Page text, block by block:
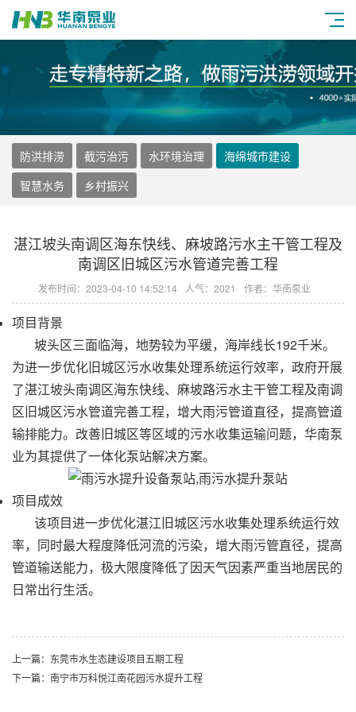
防洪排涝 截污治污 水环境治理
海绵城市建设
智慧水务
乡村振兴
湛江坡头南调区海东快线、麻坡路污水主干管工程及
南调区旧城区污水管道完善工程
发布时间：2023-04-10 14:52:14 人气：2021 作者：华南泵业
项目背景
坡头区三面临海，地势较为平缓，海岸线长192千米。
为进一步优化旧城区污水收集处理系统运行效率，政府开展
了湛江坡头南调区海东快线、麻坡路污水主干管工程及南调
区旧城区污水管道完善工程，增大雨污管道直径，提高管道
输排能力。改善旧城区等区域的污水收集运输问题， 华南泵
业为其提供了一体化泵站解决方案。
项目成效
该项目进一步优化湛江旧城区污水收集处理系统运行效
率，同时最大程度降低河流的污染，增大雨污管直径，提高
管道输送能力，极大限度降低了因天气因素严重当地居民的
日常出行生活。
上一篇：东莞市水生态建设项目五期工程
下一篇：南宁市万科悦江南花园污水提升工程